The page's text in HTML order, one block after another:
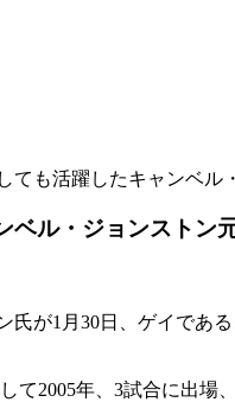
ても活躍したキャンベル
ル・ジョンストン
が1月30日、ゲイであ
2005年、3試合に出場